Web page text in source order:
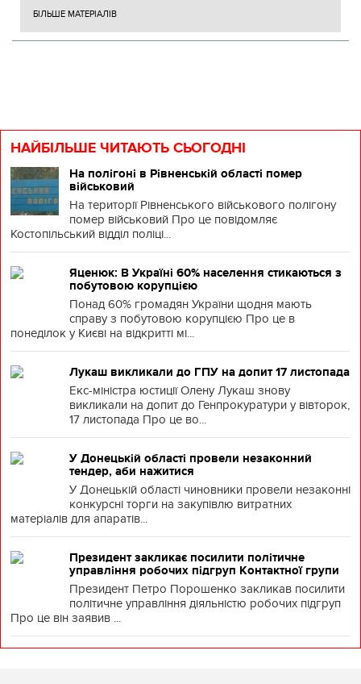
БІЛЬШЕ МАТЕРІАЛІВ
НАЙБІЛЬШЕ ЧИТАЮТЬ СЬОГОДНІ
На полігоні в Рівненській області помер
військовий
На території Рівненського військового полігону
помер військовий Про це повідомляє
Костопільський відділ поліці...
Яценюк: В Україні 60% населення стикаються з
побутовою корупцією
Понад 60% громадян України щодня мають
справу з побутовою корупцією Про це в
понеділок у Києві на відкритті мі...
Лукаш викликали до ГПУ на допит 17 листопада
Екс-міністра юстиції Олену Лукаш знову
викликали на допит до Генпрокуратури у вівторок,
17 листопада Про це во...
У Донецькій області провели незаконний
тендер, аби нажитися
У Донецькій області чиновники провели незаконні
конкурсні торги на закупівлю витратних
матеріалів для апаратів...
Президент закликає посилити політичне
управління робочих підгруп Контактної групи
Президент Петро Порошенко закликав посилити
політичне управління діяльністю робочих підгруп
Про це він заявив ...